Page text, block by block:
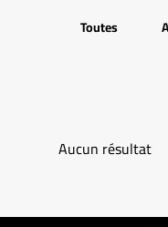
Toutes
Aucun résultat